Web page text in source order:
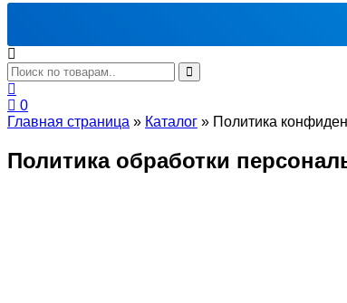
0
Главная страница » Каталог » Политика
Политика обработки